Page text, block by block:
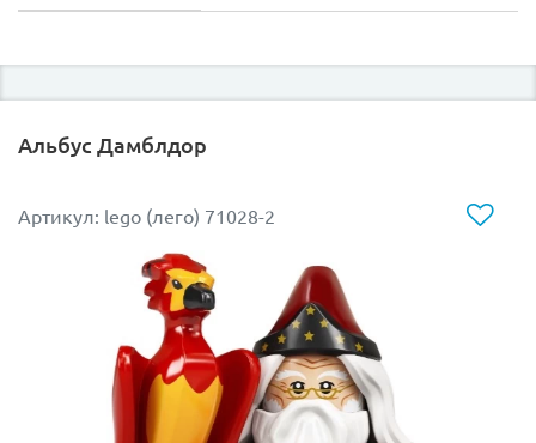
Альбус Дамблдор
Артикул: lego (лего) 71028-2